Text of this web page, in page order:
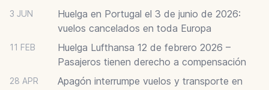
3 JUN
Huelga en Portugal el 3 de junio de 2026:
vuelos cancelados en toda Europa
11 FEB
Huelga Lufthansa 12 de febrero 2026 –
Pasajeros tienen derecho a compensación
28 APR
Apagón interrumpe vuelos y transporte en